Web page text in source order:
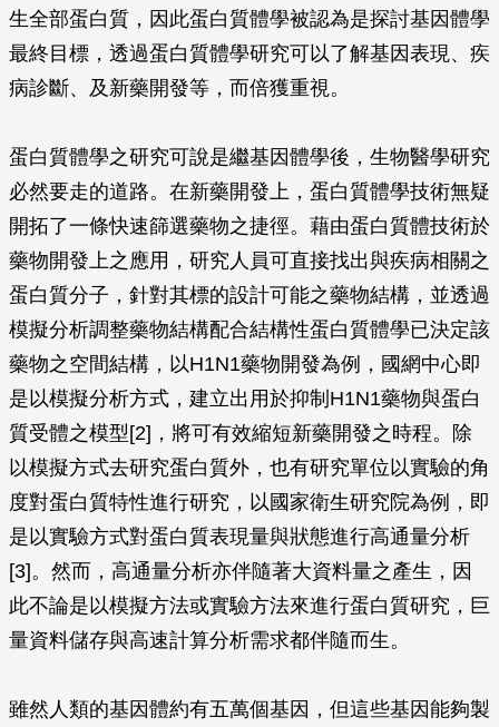
生全部蛋白質，因此蛋白質體學被認為是探討基因體學
最終目標，透過蛋白質體學研究可以了解基因表現、疾
病診斷、及新藥開發等，而倍獲重視。
蛋白質體學之研究可說是繼基因體學後，生物醫學研究
必然要走的道路。在新藥開發上，蛋白質體學技術無疑
開拓了一條快速篩選藥物之捷徑。藉由蛋白質體技術於
藥物開發上之應用，研究人員可直接找出與疾病相關之
蛋白質分子，針對其標的設計可能之藥物結構，並透過
模擬分析調整藥物結構配合結構性蛋白質體學已決定該
藥物之空間結構，以H1N1藥物開發為例，國網中心即
是以模擬分析方式，建立出用於抑制H1N1藥物與蛋白
質受體之模型[2]，將可有效縮短新藥開發之時程。除
以模擬方式去研究蛋白質外，也有研究單位以實驗的角
度對蛋白質特性進行研究，以國家衛生研究院為例，即
是以實驗方式對蛋白質表現量與狀態進行高通量分析
[3]。然而，高通量分析亦伴隨著大資料量之產生，因
此不論是以模擬方法或實驗方法來進行蛋白質研究，巨
量資料儲存與高速計算分析需求都伴隨而生。
雖然人類的基因體約有五萬個基因，但這些基因能夠製